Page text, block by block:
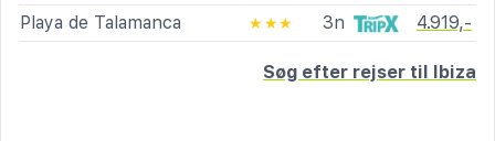
Playa de Talamanca
★★★ 3n 4.919,-
Søg efter rejser til Ibiza